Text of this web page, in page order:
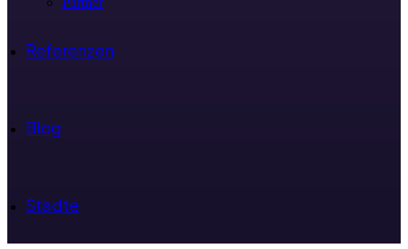
Referenzen
Blog
Städte